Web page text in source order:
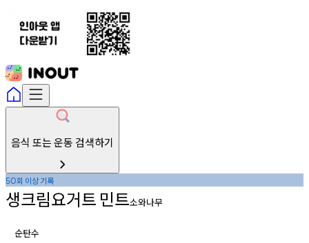
음식 또는 운동 검색하기
50회 이상기록
생크림요거트 민트소와나무
순탄수